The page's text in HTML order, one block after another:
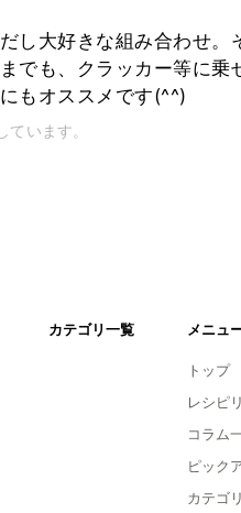
し大好きな組み合わせ。
でも、クラッカー等に
もオススメです(^^)
います。
カテゴリ一覧 メニュ
トップ
レシピ
コラム
ピック
カテゴ